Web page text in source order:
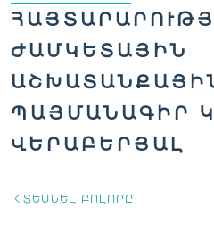
ԺԱՄԿԵՏԱՅԻՆ
ՊԱՅՄԱՆԱԳԻՐ
ՎԵՐԱԲԵՐՅԱԼ
ՏԵՍՆԵԼ ԲՈԼՈՐԸ